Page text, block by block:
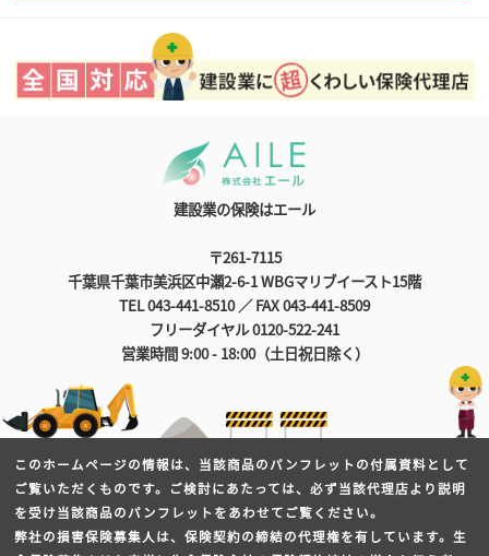
建設業の保険はエール
〒261-7115
千葉県千葉市美浜区中瀬2-6-1 WBGマリブイースト15階
TEL 043-441-8510 ／ FAX 043-441-8509
フリーダイヤル 0120-522-241
営業時間 9:00 - 18:00（土日祝日除く）
このホームページの情報は、当該商品のパンフレットの付属資料として
ご覧いただくものです。ご検討にあたっては、必ず当該代理店より説明
を受け当該商品のパンフレットをあわせてご覧ください。
弊社の損害保険募集人は、保険契約の締結の代理権を有しています。生